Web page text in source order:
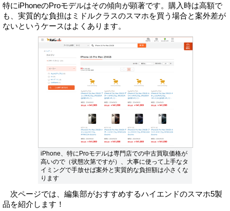
特にiPhoneのProモデルはその傾向が顕著です。購入時は高額で
も、実質的な負担はミドルクラスのスマホを買う場合と案外差が
ないというケースはよくあります。
iPhone、特にProモデルは専門店での中古買取価格が
高いので（状態次第ですが）、大事に使って上手なタ
イミングで手放せば案外と実質的な負担額は小さくな
ります
次ページでは、編集部がおすすめするハイエンドのスマホ5製
品を紹介します！